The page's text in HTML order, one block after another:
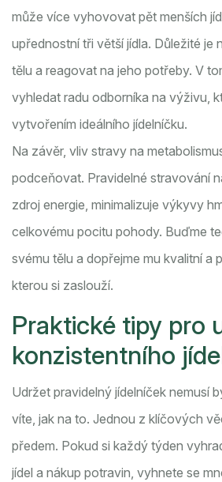
může více vyhovovat pět menších
upřednostní tři větší jídla. Důležité je
tělu a reagovat na jeho potřeby. V
vyhledat radu odborníka na výživu,
vytvořením ideálního jídelníčku.
Na závěr, vliv stravy na
podceňovat. Pravidelné stravování
zdroj energie, minimalizuje výkyvy
celkovému pocitu pohody. Buďme
svému tělu a dopřejme mu kvalitní a
kterou si zaslouží.
Praktické tipy pro
konzistentního
Udržet pravidelný jídelníček nemusí
víte, jak na to. Jednou z klíčových
předem. Pokud si každý týden
jídel a nákup potravin, vyhnete se